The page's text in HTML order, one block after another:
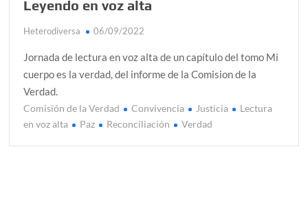
Leyendo en voz alta
Heterodiversa 06/09/2022
Jornada de lectura en voz alta de un capítulo del tomo Mi
cuerpo es la verdad, del informe de la Comision de la
Verdad.
Comisión de la Verdad Convivencia Justicia
Lectura
en voz alta
Paz Reconciliación Verdad